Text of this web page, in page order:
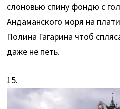
слоновью спину фондю с
Андаманского моря на
Полина Гагарина чтоб
даже не петь.
15.